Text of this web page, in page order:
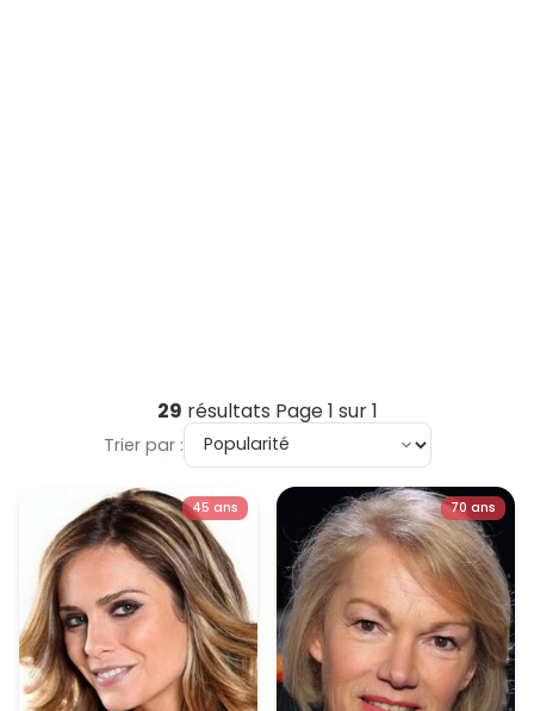
29 résultats Page 1 sur 1
Trier par :
45 ans 70 ans